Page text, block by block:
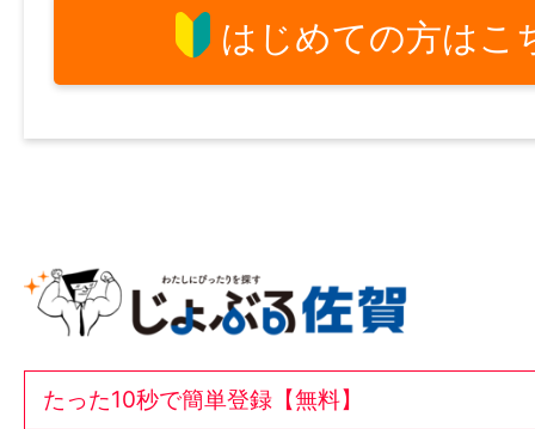
はじめての方はこ
たった10秒で簡単登録【無料】